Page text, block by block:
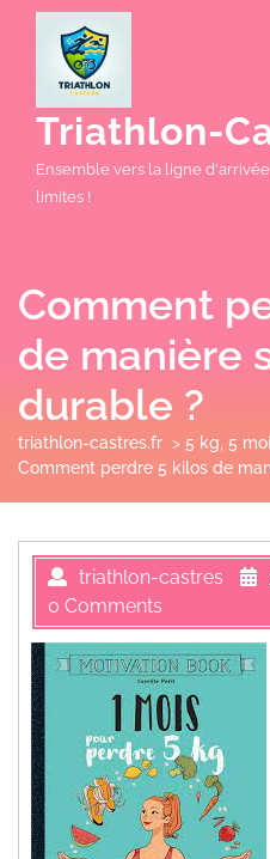
Triathlon-
Ensemble vers la ligne
limites !
Comment
de manière
durable ?
triathlon-castres.fr > 5 kg 5
Comment perdre 5 kilos de
triathlon-castres
0 Comments